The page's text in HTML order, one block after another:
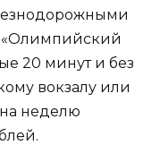
«Олимпийский
20 минут и без
вокзалу или
неделю